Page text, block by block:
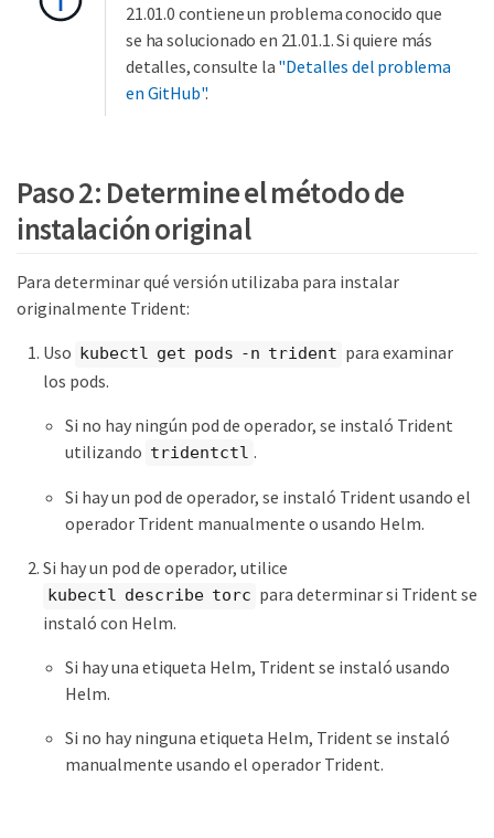
21.01.0 contiene un problema conocido que
se ha solucionado en 21.01.1. Si quiere más
detalles, consulte la "Detalles del problema
en GitHub".
Paso 2: Determine el método de
instalación original
Para determinar qué versión utilizaba para instalar
originalmente Trident:
Uso
kubectl get pods -n trident para examinar
los pods.
Si no hay ningún pod de operador, se instaló Trident
utilizando tridentctl .
Si hay un pod de operador, se instaló Trident usando el
operador Trident manualmente o usando Helm.
Si hay un pod de operador, utilice
kubectl describe torc para determinar si Trident se
instaló con Helm.
Si hay una etiqueta Helm, Trident se instaló usando
Helm.
Si no hay ninguna etiqueta Helm, Trident se instaló
manualmente usando el operador Trident.